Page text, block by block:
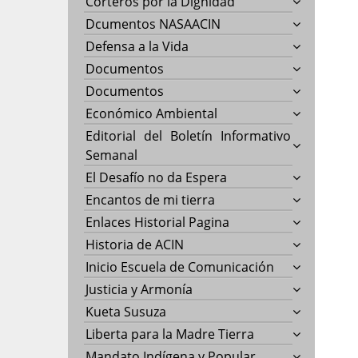
Dcumentos NASAACIN
Defensa a la Vida
Documentos
Documentos
Económico Ambiental
Editorial del Boletín Informativo
Semanal
El Desafío no da Espera
Encantos de mi tierra
Enlaces Historial Pagina
Historia de ACIN
Inicio Escuela de Comunicación
Justicia y Armonía
Kueta Susuza
Liberta para la Madre Tierra